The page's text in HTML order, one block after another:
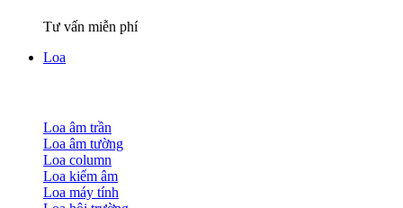
Tư vấn miễn phí
Loa
Loa âm trần
Loa âm tường
Loa column
Loa kiểm âm
Loa máy tính